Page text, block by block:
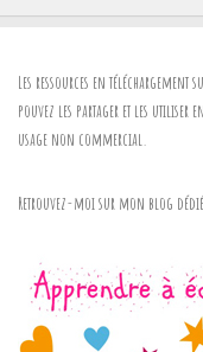
Les ressources en
pouvez les partager et les utiliser
usage non commercial.
Retrouvez-moi sur mon blog